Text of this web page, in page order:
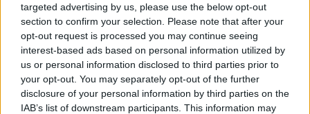
targeted advertising by us, please use the below opt-out
section to confirm your selection. Please note that after your
opt-out request is processed you may continue seeing
interest-based ads based on personal information utilized by
us or personal information disclosed to third parties prior to
your opt-out. You may separately opt-out of the further
disclosure of your personal information by third parties on the
IAB’s list of downstream participants. This information may
Música Relacionada